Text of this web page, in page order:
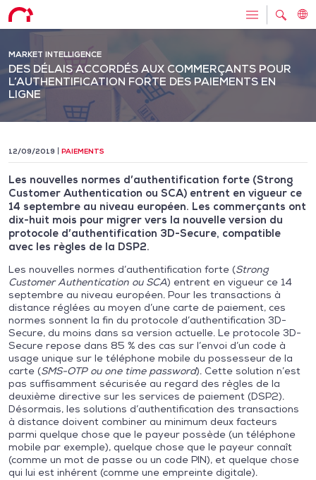
MARKET INTELLIGENCE
DES DÉLAIS ACCORDÉS AUX COMMERÇANTS POUR
L’AUTHENTIFICATION FORTE DES PAIEMENTS EN
LIGNE
12/09/2019 PAIEMENTS
Les nouvelles normes d’authentification forte (Strong
Customer Authentication ou SCA) entrent en vigueur ce
14 septembre au niveau européen. Les commerçants ont
dix-huit mois pour migrer vers la nouvelle version du
protocole d’authentification 3D-Secure, compatible
avec les règles de la DSP2.
Les nouvelles normes d’authentification forte (Strong
Customer Authentication ou SCA) entrent en vigueur ce 14
septembre au niveau européen. Pour les transactions à
distance réglées au moyen d’une carte de paiement, ces
normes sonnent la fin du protocole d’authentification 3D-
Secure, du moins dans sa version actuelle. Le protocole 3D-
Secure repose dans 85 % des cas sur l’envoi d’un code à
usage unique sur le téléphone mobile du possesseur de la
carte (SMS-OTP ou one time password). Cette solution n’est
pas suffisamment sécurisée au regard des règles de la
deuxième directive sur les services de paiement (DSP2).
Désormais, les solutions d’authentification des transactions
à distance doivent combiner au minimum deux facteurs
parmi quelque chose que le payeur possède (un téléphone
mobile par exemple), quelque chose que le payeur connaît
(comme un mot de passe ou un code PIN), et quelque chose
qui lui est inhérent (comme une empreinte digitale).